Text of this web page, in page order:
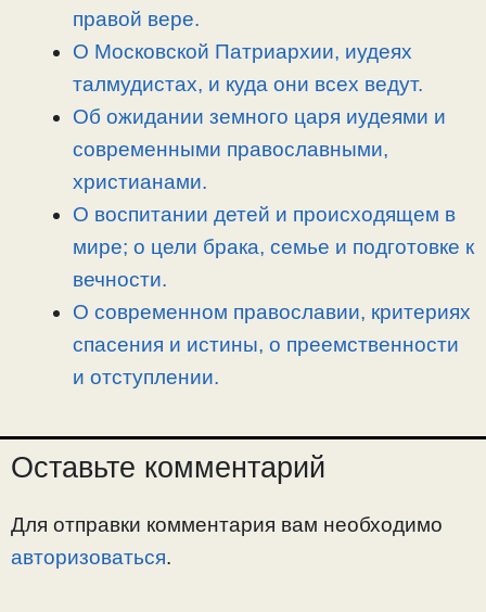
правой вере.
О Московской Патриархии, иудеях
талмудистах, и куда они всех ведут.
Об ожидании земного царя иудеями и
современными православными,
христианами.
О воспитании детей и происходящем в
мире; о цели брака, семье и подготовке к
вечности.
О современном православии, критериях
спасения и истины, о преемственности
и отступлении.
Оставьте комментарий
Для отправки комментария вам необходимо
авторизоваться.